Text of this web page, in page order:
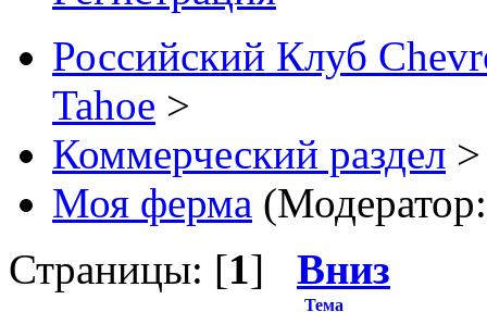
Российский Клуб
Tahoe >
Коммерческий раздел >
Моя ферма
Страницы: [1] Вниз
Тема